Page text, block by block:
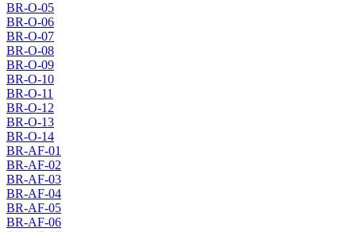
BR-O-05
BR-O-06
BR-O-07
BR-O-08
BR-O-09
BR-O-10
BR-O-11
BR-O-12
BR-O-13
BR-O-14
BR-AF-01
BR-AF-02
BR-AF-03
BR-AF-04
BR-AF-05
BR-AF-06